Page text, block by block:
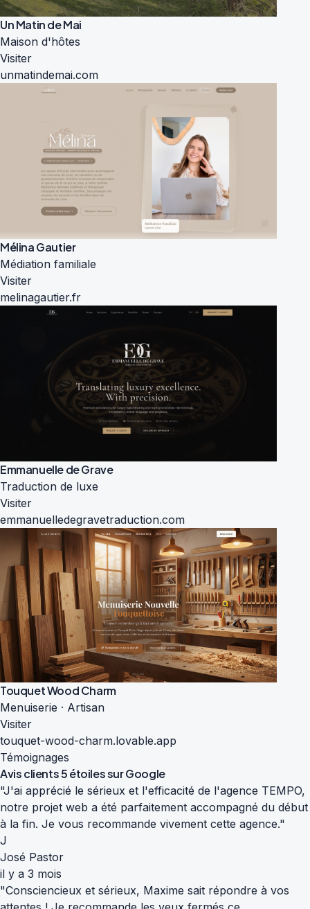
Un Matin de Mai
Maison d'hôtes
Visiter
unmatindemai.com
Mélina Gautier
Médiation familiale
Visiter
melinagautier.fr
Emmanuelle de Grave
Traduction de luxe
Visiter
emmanuelledegravetraduction.com
Touquet Wood Charm
Menuiserie · Artisan
Visiter
touquet-wood-charm.lovable.app
Témoignages
Avis clients5 étoiles sur Google
"J'ai apprécié le sérieux et l'efficacité de l'agence TEMPO,
notre projet web a été parfaitement accompagné du début
à la fin. Je vous recommande vivement cette agence."
J
José Pastor
il y a 3 mois
"Consciencieux et sérieux, Maxime sait répondre à vos